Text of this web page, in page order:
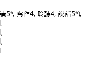
5*, 寫作4, 聆聽4, 說話5*),